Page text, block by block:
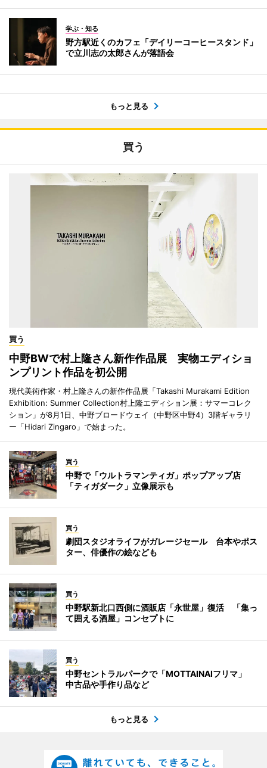
学ぶ・知る
野方駅近くのカフェ「デイリーコーヒースタンド」
で立川志の太郎さんが落語会
もっと見る
買う
買う
中野BWで村上隆さん新作作品展 実物エディショ
ンプリント作品を初公開
現代美術作家・村上隆さんの新作作品展「Takashi Murakami Edition
Exhibition: Summer Collection村上隆エディション展：サマーコレク
ション」が8月1日、中野ブロードウェイ（中野区中野4）3階ギャラリ
ー「Hidari Zingaro」で始まった。
買う
中野で「ウルトラマンティガ」ポップアップ店
「ティガダーク」立像展示も
買う
劇団スタジオライフがガレージセール 台本やポス
ター、俳優作の絵なども
買う
中野駅新北口西側に酒販店「永世屋」復活 「集っ
て囲える酒屋」コンセプトに
買う
中野セントラルパークで「MOTTAINAIフリマ」
中古品や手作り品など
もっと見る